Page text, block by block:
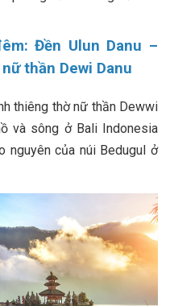
Đền Ulun Danu –
thần Dewi Danu
thiêng thờ nữ thần Dewwi
và sông ở Bali Indonesia
nguyên của núi Bedugul ở